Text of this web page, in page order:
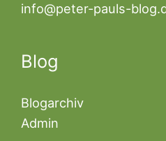
info@peter-pauls-
Blog
Blogarchiv
Admin